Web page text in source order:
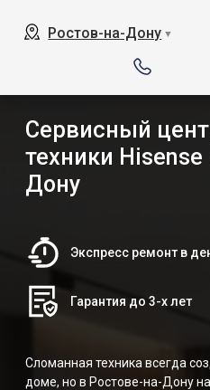
Ростов-на-Дону ▼
Сервисный
техники
Дону
Экспресс ремонт в
Гарантия до 3-х лет
Сломанная техника всегда
доме, но в Ростове-на-Дону